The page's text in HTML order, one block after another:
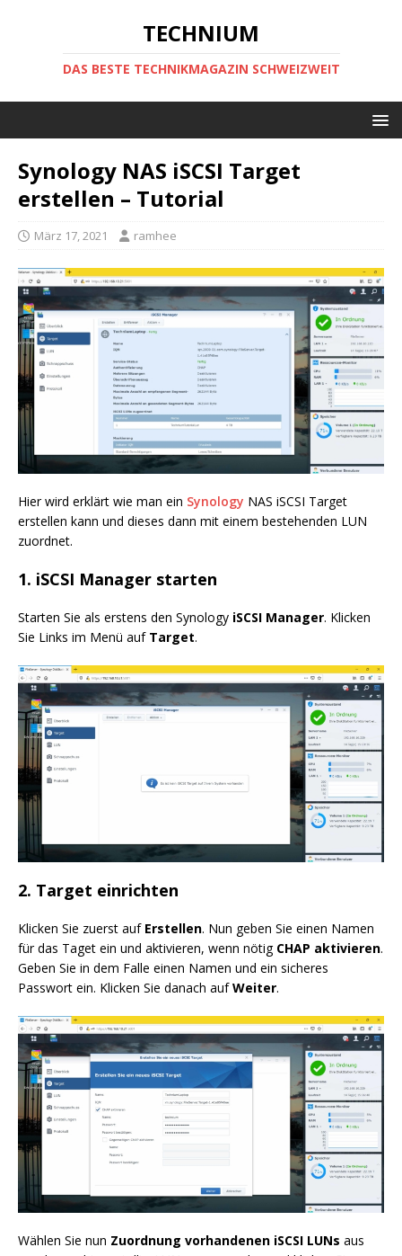
TECHNIUM
DAS BESTE TECHNIKMAGAZIN SCHWEIZWEIT
Synology NAS iSCSI Target
erstellen – Tutorial
März 17, 2021 ramhee
Hier wird erklärt wie man ein Synology NAS iSCSI Target
erstellen kann und dieses dann mit einem bestehenden LUN
zuordnet.
1. iSCSI Manager starten
Starten Sie als erstens den Synology iSCSI Manager. Klicken
Sie Links im Menü auf Target.
2. Target einrichten
Klicken Sie zuerst auf Erstellen. Nun geben Sie einen Namen
für das Taget ein und aktivieren, wenn nötig CHAP aktivieren.
Geben Sie in dem Falle einen Namen und ein sicheres
Passwort ein. Klicken Sie danach aufWeiter.
Wählen Sie nun Zuordnung vorhandenen iSCSI LUNs aus